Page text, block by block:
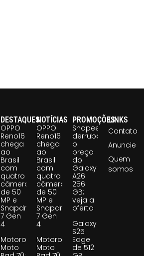
DESTAQUES
OPPO
Reno16
chega
ao
Brasil
com
quatro
câmeras
de 50
MP e
Snapdragon
7 Gen
4
Motorola
Moto
NOTÍCIAS
OPPO
Reno16
chega
ao
Brasil
com
quatro
câmeras
de 50
MP e
Snapdragon
7 Gen
4
Motorola
Moto
PROMOÇÕES
Shopee
derruba
o
preço
do
Galaxy
A26
256
GB;
veja a
oferta
Galaxy
S25
Edge
de 512
LINKS
Contato
Anuncie
Quem
somos